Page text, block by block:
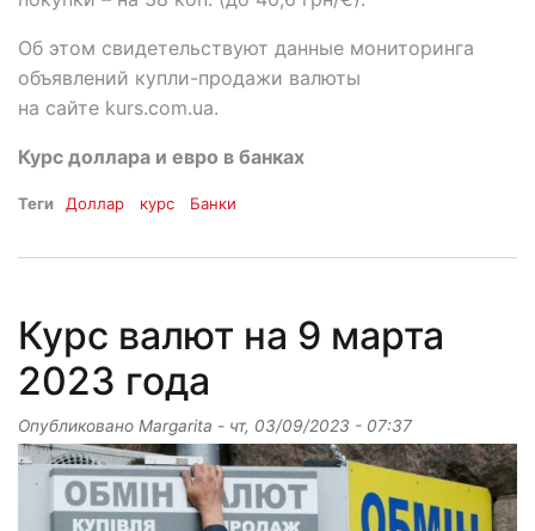
Об этом свидетельствуют данные мониторинга
объявлений купли-продажи валюты
на сайте kurs.com.ua.
Курс доллара и евро в банках
Теги Доллар курс Банки
Курс валют на 9 марта
2023 года
Опубликовано Margarita - чт, 03/09/2023 - 07:37